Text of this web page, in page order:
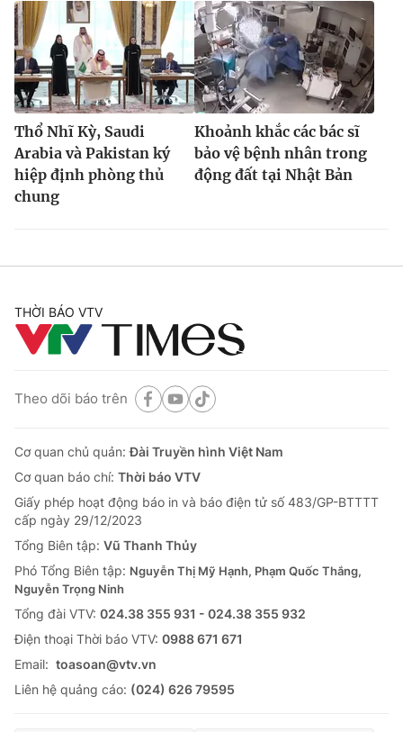
Thổ Nhĩ Kỳ, Saudi
Arabia và Pakistan ký
hiệp định phòng thủ
chung
Khoảnh khắc các bác sĩ
bảo vệ bệnh nhân trong
động đất tại Nhật Bản
THỜI BÁO VTV
Theo dõi báo trên
Cơ quan chủ quản:Đài Truyền hình Việt Nam
Cơ quan báo chí: Thời báo VTV
Giấy phép hoạt động báo in và báo điện tử số 483/GP-BTTTT
cấp ngày 29/12/2023
Tổng Biên tập: Vũ Thanh Thủy
Phó Tổng Biên tập: Nguyễn Thị Mỹ Hạnh, Phạm Quốc Thắng,
Nguyễn Trọng Ninh
Tổng đài VTV: 024.38 355 931 - 024.38 355 932
Ðiện thoại Thời báo VTV: 0988 671 671
Email: toasoan@vtv.vn
Liên hệ quảng cáo: (024) 626 79595